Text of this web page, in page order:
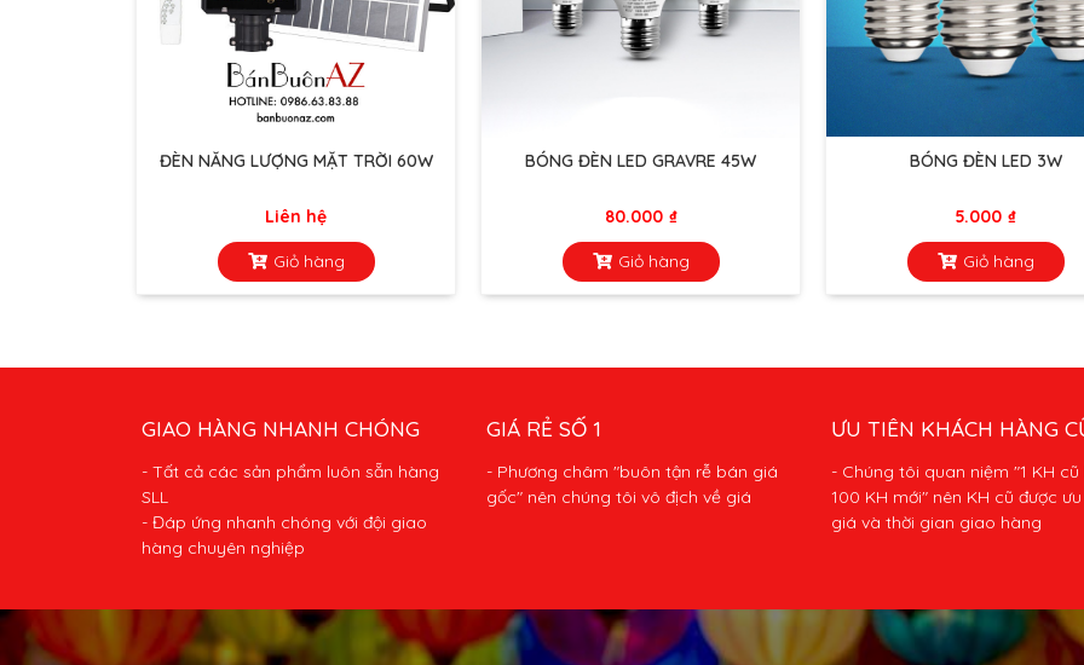
ĐÈN NĂNG LƯỢNG MẶT TRỜI 60W
Liên hệ
Giỏ hàng
BÓNG ĐÈN LED GRAVRE 45W
80.000 ₫
Giỏ hàng
BÓNG ĐÈN LED 3W
5.000 ₫
Giỏ hàng
GIAO HÀNG NHANH CHÓNG
- Tất cả các sản phẩm luôn sẵn hàng
SLL
- Đáp ứng nhanh chóng với đội giao
hàng chuyên nghiệp
GIÁ RẺ SỐ 1
- Phương châm "buôn tận rễ bán giá
gốc" nên chúng tôi vô địch về giá
ƯU TIÊN KHÁCH HÀNG
- Chúng tôi quan niệm "1 KH
100 KH mới" nên KH cũ được
giá và thời gian giao hàng